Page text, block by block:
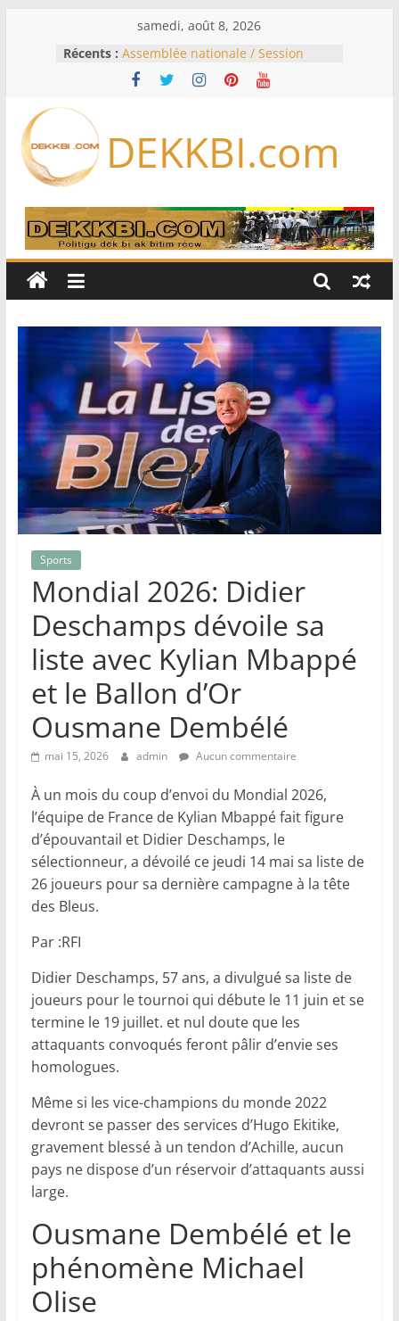
samedi, août 8, 2026
Récents : Assemblée nationale / Session
extraordinaire: Six commissions
d’enquête à l’ordre du jour ce lundi
Bénin: Patrice Talon élu président
du Sénat, moins de trois mois
Pakistan et la Turquie signent un
accord de défense
RD Congo: Kinshasa interdit les
exportations de cuivre et de cobalt
production
DEKKBI.com
Sports
Mondial 2026: Didier
Deschamps dévoile sa
liste avec Kylian Mbappé
et le Ballon d’Or
Ousmane Dembélé
mai 15, 2026 admin Aucun commentaire
À un mois du coup d’envoi du Mondial 2026,
l’équipe de France de Kylian Mbappé fait figure
d’épouvantail et Didier Deschamps, le
sélectionneur, a dévoilé ce jeudi 14 mai sa liste de
26 joueurs pour sa dernière campagne à la tête
des Bleus.
Par :RFI
Didier Deschamps, 57 ans, a divulgué sa liste de
joueurs pour le tournoi qui débute le 11 juin et se
termine le 19 juillet. et nul doute que les
attaquants convoqués feront pâlir d’envie ses
homologues.
Même si les vice-champions du monde 2022
devront se passer des services d’Hugo Ekitike,
gravement blessé à un tendon d’Achille, aucun
pays ne dispose d’un réservoir d’attaquants aussi
large.
Ousmane Dembélé et le
phénomène Michael
Olise